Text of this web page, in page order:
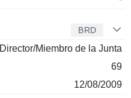
BRD
Director/Miembro de la Junta
69
12/08/2009